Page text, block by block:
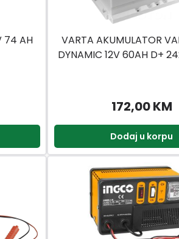
74 AH
VARTA AKUMULATOR
DYNAMIC 12V 60AH D+
172,00 KM
Dodaj u korpu